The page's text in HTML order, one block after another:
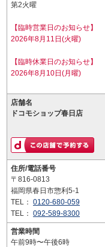
第2火曜
【臨時営業日のお知らせ】
2026年8月11日(火曜)
【臨時休業日のお知らせ】
2026年8月10日(月曜)
店舗名
ドコモショップ春日店
住所/電話番号
〒816-0813
福岡県春日市惣利5-1
TEL： 0120-680-059
TEL： 092-589-8300
営業時間
午前9時〜午後6時